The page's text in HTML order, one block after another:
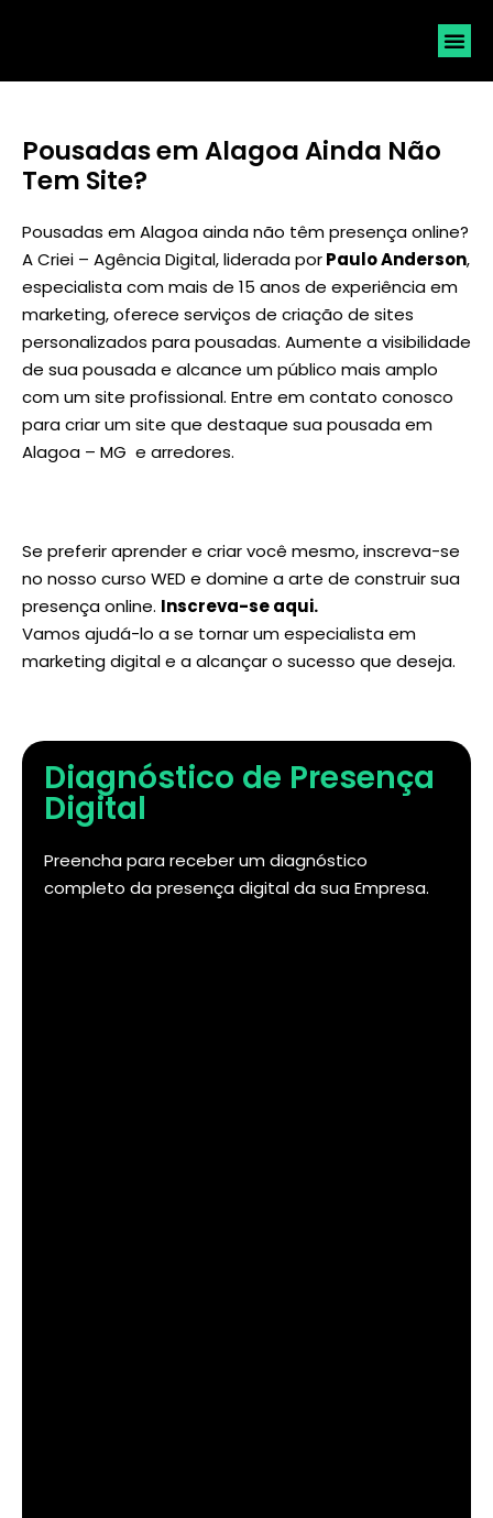
Pousadas em Alagoa Ainda Não
Tem Site?
Pousadas em Alagoa ainda não têm presença online?
A Criei – Agência Digital, liderada porPaulo Anderson,
especialista com mais de 15 anos de experiência em
marketing, oferece serviços de criação de sites
personalizados para pousadas. Aumente a visibilidade
de sua pousada e alcance um público mais amplo
com um site profissional. Entre em contato conosco
para criar um site que destaque sua pousada em
Alagoa – MG e arredores.
Se preferir aprender e criar você mesmo, inscreva-se
no nosso curso WED e domine a arte de construir sua
presença online. Inscreva-se aqui.
Vamos ajudá-lo a se tornar um especialista em
marketing digital e a alcançar o sucesso que deseja.
Diagnóstico de Presença
Digital
Preencha para receber um diagnóstico
completo da presença digital da sua Empresa.